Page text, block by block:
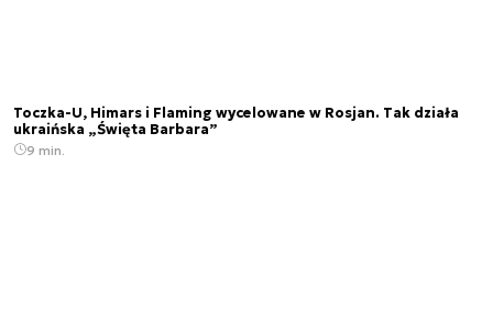
Toczka-U, Himars i Flaming wycelowane w Rosjan. Tak działa
ukraińska „Święta Barbara”
9 min.